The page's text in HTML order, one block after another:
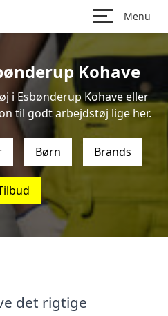
Menu
Kohave
i Esbønderup Kohave eller
til godt arbejdstøj lige her.
Børn Brands
det rigtige